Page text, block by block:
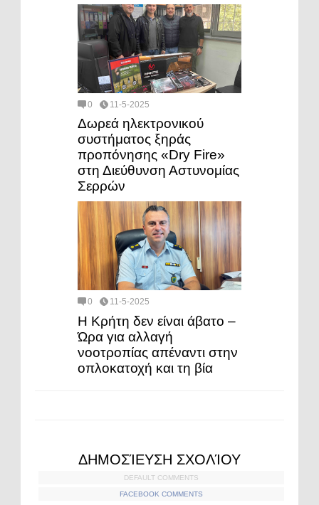
0 11-5-2025
Δωρεά ηλεκτρονικού
συστήματος ξηράς
προπόνησης «Dry Fire»
στη Διεύθυνση Αστυνομίας
Σερρών
0 11-5-2025
Η Κρήτη δεν είναι άβατο –
Ώρα για αλλαγή
νοοτροπίας απέναντι στην
οπλοκατοχή και τη βία
ΔΗΜΟΣΊΕΥΣΗ ΣΧΟΛΊΟΥ
DEFAULT COMMENTS
FACEBOOK COMMENTS